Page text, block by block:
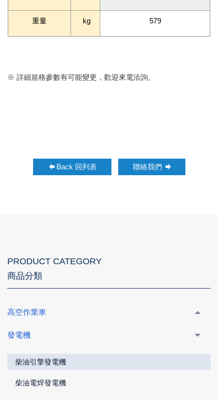
重量 kg 579
※ 詳細規格參數有可能變更，歡迎來電洽詢。
Back 回列表 聯絡我們
PRODUCT CATEGORY
商品分類
高空作業車
發電機
柴油引擎發電機
柴油電焊發電機